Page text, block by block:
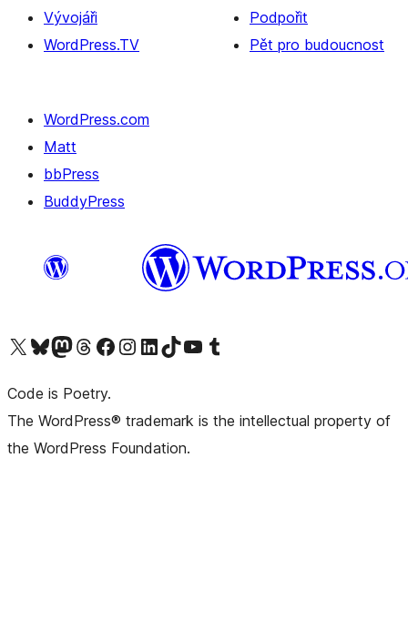
Vývojáři
WordPress.TV
Podpořit
Pět pro budoucnost
WordPress.com
Matt
bbPress
BuddyPress
Navštivte náš účet na X (dříve Twitter)
Navštivte náš Bluesky účetNavštivte náš účet Mastodon
Navštivte náš Threads účetNavštivte naši stránku na Facebooku
Navštivte náš Instagram účetNavštivte náš LinkedIn účetNavštivte náš TikTok účetNavštivte náš YouTube kanálNavštivte náš Tumblr účet
Code is Poetry.
The WordPress® trademark is the intellectual property of
the WordPress Foundation.